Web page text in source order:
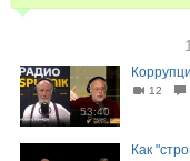
1
53:40
12
Как